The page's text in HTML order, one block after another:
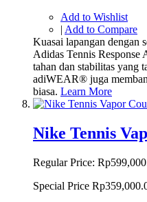
Add to Wishlist
| Add to Compare
Kuasai lapangan dengan
Adidas Tennis Response
tahan dan stabilitas yang
adiWEAR® juga
biasa. Learn More
Nike Tennis
Regular Price:
Special Price